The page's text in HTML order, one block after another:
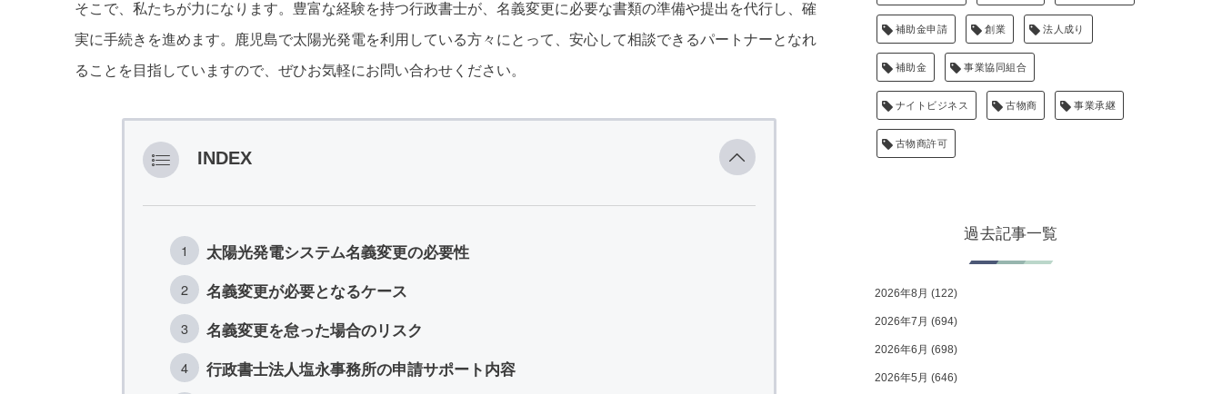
そこで、私たちが力になります。豊富な経験を持つ行政書士が、名義変更に必要な書類の準備や提出を代行し、確
実に手続きを進めます。鹿児島で太陽光発電を利用している方々にとって、安心して相談できるパートナーとなれ
ることを目指していますので、ぜひお気軽にお問い合わせください。
INDEX
太陽光発電システム名義変更の必要性
名義変更が必要となるケース
名義変更を怠った場合のリスク
行政書士法人塩永事務所の申請サポート内容
補助金申請 創業 法人成り
補助金 事業協同組合
ナイトビジネス 古物商 事業承継
古物商許可
過去記事一覧
2026年8月 (122)
2026年7月 (694)
2026年6月 (698)
2026年5月 (646)